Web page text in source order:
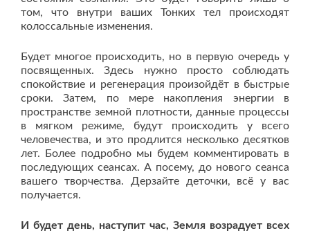
том, что внутри ваших Тонких тел происходят
колоссальные изменения.
Будет многое происходить, но в первую очередь у
посвященных. Здесь нужно просто соблюдать
спокойствие и регенерация произойдёт в быстрые
сроки. Затем, по мере накопления энергии в
пространстве земной плотности, данные процессы
в мягком режиме, будут происходить у всего
человечества, и это продлится несколько десятков
лет. Более подробно мы будем комментировать в
последующих сеансах. А посему, до нового сеанса
вашего творчества. Дерзайте деточки, всё у вас
получается.
И будет день, наступит час, Земля возрадует всех